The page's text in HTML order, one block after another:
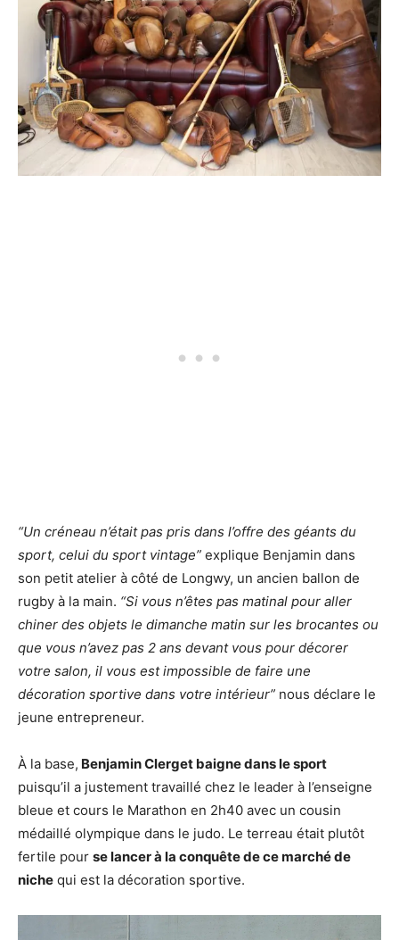
“Un créneau n’était pas pris dans l’offre des géants du
sport, celui du sport vintage” explique Benjamin dans
son petit atelier à côté de Longwy, un ancien ballon de
rugby à la main. “Si vous n’êtes pas matinal pour aller
chiner des objets le dimanche matin sur les brocantes ou
que vous n’avez pas 2 ans devant vous pour décorer
votre salon, il vous est impossible de faire une
décoration sportive dans votre intérieur” nous déclare le
jeune entrepreneur.
À la base, Benjamin Clerget baigne dans le sport
puisqu’il a justement travaillé chez le leader à l’enseigne
bleue et cours le Marathon en 2h40 avec un cousin
médaillé olympique dans le judo. Le terreau était plutôt
fertile pour se lancer à la conquête de ce marché de
niche qui est la décoration sportive.